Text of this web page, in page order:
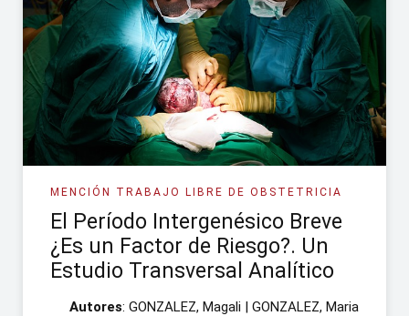
MENCIÓN TRABAJO LIBRE DE OBSTETRICIA
El Período Intergenésico Breve
¿Es un Factor de Riesgo?. Un
Estudio Transversal Analítico
Autores: GONZALEZ, Magali | GONZALEZ, Maria